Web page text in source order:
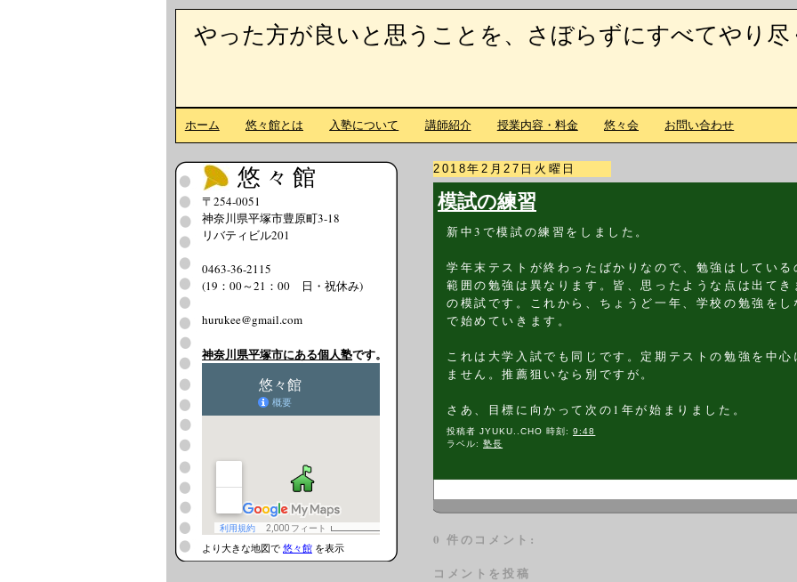
やった方が良いと思うことを、さぼらずにすべてやり尽
ホーム 悠々館とは 入塾について 講師紹介 授業内容・料金 悠々会 お問い合わせ
2018年2月27日火曜日
模試の練習
新中3で模試の練習をしました。
学年末テストが終わったばかりなので、勉強はしてい
範囲の勉強は異なります。皆、思ったような点は出て
の模試です。これから、ちょうど一年、学校の勉強を
で始めていきます。
これは大学入試でも同じです。定期テストの勉強を中
ません。推薦狙いなら別ですが。
さあ、目標に向かって次の1年が始まりました。
投稿者JYUKU..CHO 時刻:9:48
ラベル:塾長
0 件のコメント:
コメントを投稿
悠々館
〒254-0051
神奈川県平塚市豊原町3-18
リバティビル201
0463-36-2115
(19：00～21：00 日・祝休み)
hurukee@gmail.com
神奈川県平塚市にある個人塾です。
より大きな地図で 悠々館 を表示